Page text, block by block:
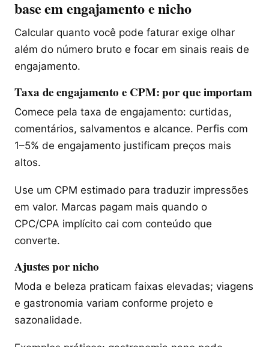
base em engajamento e nicho
Calcular quanto você pode faturar exige olhar
além do número bruto e focar em sinais reais de
engajamento.
Taxa de engajamento e CPM: por que importam
Comece pela taxa de engajamento: curtidas,
comentários, salvamentos e alcance. Perfis com
1–5% de engajamento justificam preços mais
altos.
Use um CPM estimado para traduzir impressões
em valor. Marcas pagam mais quando o
CPC/CPA implícito cai com conteúdo que
converte.
Ajustes por nicho
Moda e beleza praticam faixas elevadas; viagens
e gastronomia variam conforme projeto e
sazonalidade.